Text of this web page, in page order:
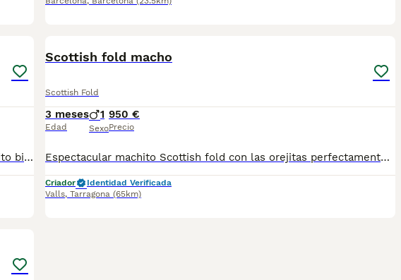
Espectacular macho fold de la raza Scottish.Pelo corto y bonito bicolor.Se entregará vacunado,desparasitado,revisión veterinario y cartilla sanitaria.Mas información por privado
Scottish fold macho
Scottish Fold
3 meses
Edad
1
Sexo
950 €
Precio
Espectacular machito Scottish fold con las orejitas perfectamente dobladas.Color silver ns11.Muy cariñoso y sociable listo para reservar.Se entrega vacunado,desparasitado,revisión y cartilla sanitaria,posibilidad de pedigrí.
Criador
Identidad Verificada
Valls, Tarragona (65km)